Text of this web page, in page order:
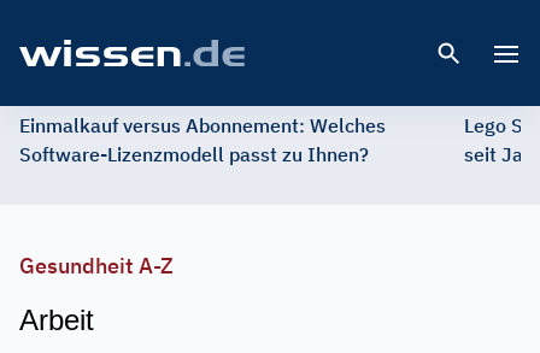
Einmalkauf versus Abonnement: Welches
Software-Lizenzmodell passt zu Ihnen?
Lego
seit
Gesundheit A-Z
Arbeit